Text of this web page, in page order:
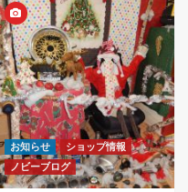
お知らせ
ショップ情報
ノビーブログ